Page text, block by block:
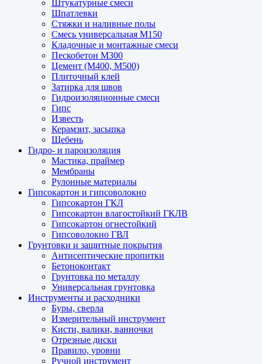
Штукатурные смеси
Шпатлевки
Стяжки и наливные полы
Смесь универсальная М150
Кладочные и монтажные смеси
Пескобетон М300
Цемент (М400, М500)
Плиточный клей
Затирка для швов
Гидроизоляционные смеси
Гипс
Известь
Керамзит, засыпка
Щебень
Гидро- и пароизоляция
Мастика, праймер
Мембраны
Рулонные материалы
Гипсокартон и гипсоволокно
Гипсокартон ГКЛ
Гипсокартон влагостойкий ГКЛВ
Гипсокартон огнестойкий
Гипсоволокно ГВЛ
Грунтовки и защитные покрытия
Антисептические пропитки
Бетоноконтакт
Грунтовка по металлу
Универсальная грунтовка
Инструменты и расходники
Буры, сверла
Измерительный инструмент
Кисти, валики, ванночки
Отрезные диски
Правило, уровни
Ручной инструмент